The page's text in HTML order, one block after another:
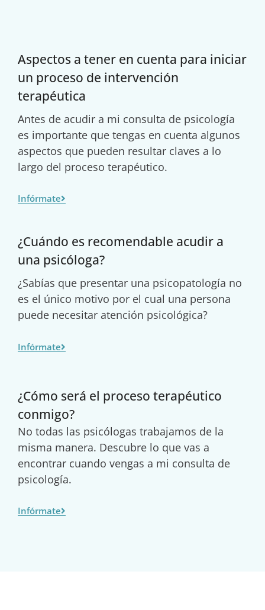
Aspectos a tener en cuenta para iniciar
un proceso de intervención
terapéutica
Antes de acudir a mi consulta de psicología
es importante que tengas en cuenta algunos
aspectos que pueden resultar claves a lo
largo del proceso terapéutico.
Infórmate
¿Cuándo es recomendable acudir a
una psicóloga?
¿Sabías que presentar una psicopatología no
es el único motivo por el cual una persona
puede necesitar atención psicológica?
Infórmate
¿Cómo será el proceso terapéutico
conmigo?
No todas las psicólogas trabajamos de la
misma manera. Descubre lo que vas a
encontrar cuando vengas a mi consulta de
psicología.
Infórmate